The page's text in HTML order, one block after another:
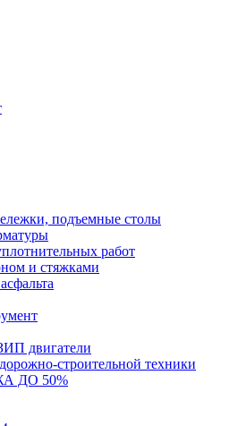
подъемные столы
работ
и стяжками
двигатели
строительной техники
ДО 50%